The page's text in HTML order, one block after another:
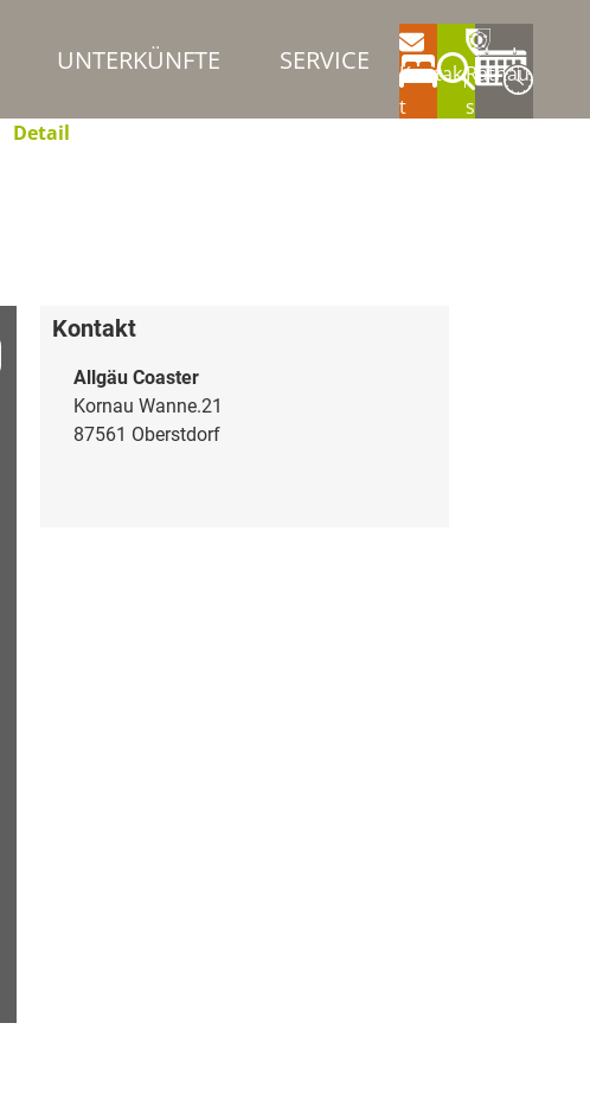
UNTERKÜNFTE SERVICE
Kontak
t
Rathau
s
Detail
Kontakt
Allgäu Coaster
Kornau Wanne.21
87561 Oberstdorf